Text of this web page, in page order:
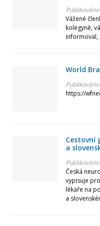
Vážené
kolegyně,
informoval,
World
https://
Cestovní
a
Česká
vypisuje
lékaře na
a